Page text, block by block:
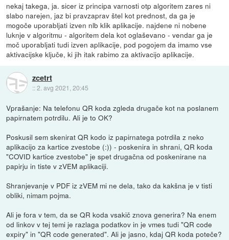
nekaj takega, ja. sicer iz principa varnosti otp algoritem zares ni
slabo narejen, jaz bi pravzaprav štel kot prednost, da ga je
mogoče uporabljati izven nlb klik aplikacije. najdene ni nobene
luknje v algoritmu - algoritem dela kot oglaševano - vendar ga je
moč uporabljati tudi izven aplikacije, pod pogojem da imamo vse
aktivacijske ključe, ki jih itak rabimo za aktivacijo aplikacije.
zcetrt
::2. avg 2021, 20:45
Vprašanje: Na telefonu QR koda zgleda drugače kot na poslanem
papirnatem potrdilu. Ali je to OK?
Poskusil sem skenirat QR kodo iz papirnatega potrdila z neko
aplikacijo za kartice zvestobe (:)) - poskenira in shrani, QR koda
"COVID kartice zvestobe" je spet drugačna od poskenirane na
papirju in tiste v zVEM aplikaciji.
Shranjevanje v PDF iz zVEM mi ne dela, tako da kakšna je v tisti
obliki, nimam pojma.
Ali je fora v tem, da se QR koda vsakič znova generira? Na enem
od linkov v tej temi je razlaga podatkov in je vmes tudi "QR code
expiry" in "QR code generated". Ali je jasno, kdaj QR koda poteče?